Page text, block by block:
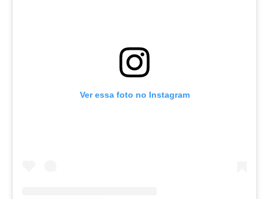
Ver essa foto no Instagram